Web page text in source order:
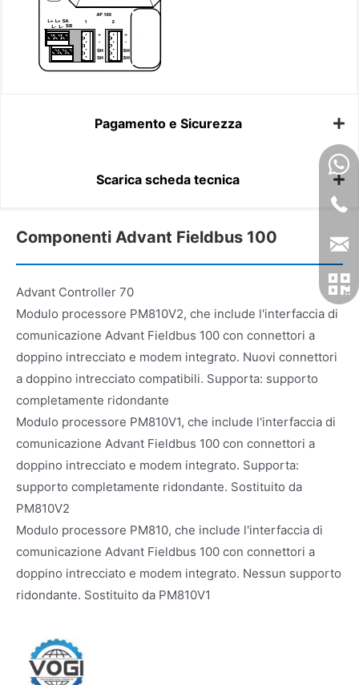
Pagamento e Sicurezza
Scarica scheda tecnica
Componenti Advant Fieldbus 100
Advant Controller 70
Modulo processore PM810V2, che include l'interfaccia di
comunicazione Advant Fieldbus 100 con connettori a
doppino intrecciato e modem integrato. Nuovi connettori
a doppino intrecciato compatibili. Supporta: supporto
completamente ridondante
Modulo processore PM810V1, che include l'interfaccia di
comunicazione Advant Fieldbus 100 con connettori a
doppino intrecciato e modem integrato. Supporta:
supporto completamente ridondante. Sostituito da
PM810V2
Modulo processore PM810, che include l'interfaccia di
comunicazione Advant Fieldbus 100 con connettori a
doppino intrecciato e modem integrato. Nessun supporto
ridondante. Sostituito da PM810V1